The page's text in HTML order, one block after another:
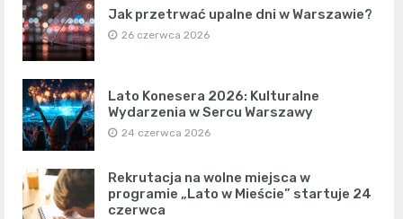
Jak przetrwać upalne dni w Warszawie?
26 czerwca 2026
Lato Konesera 2026: Kulturalne
Wydarzenia w Sercu Warszawy
24 czerwca 2026
Rekrutacja na wolne miejsca w
programie „Lato w Mieście” startuje 24
czerwca